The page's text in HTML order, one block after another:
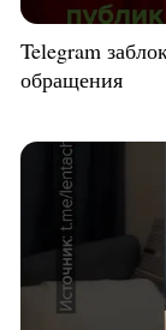
Telegram
обращения